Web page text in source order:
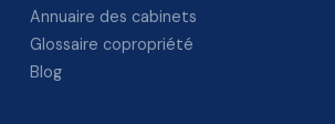
Annuaire des cabinets
Glossaire copropriété
Blog